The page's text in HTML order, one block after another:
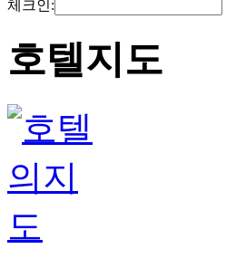
체크인:
호텔지도